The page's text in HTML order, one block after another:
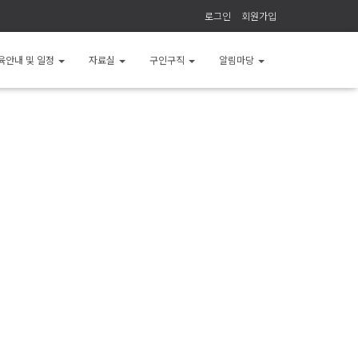
로그인 회원가입
안내 및 일정 자료실 구인구직 알림마당